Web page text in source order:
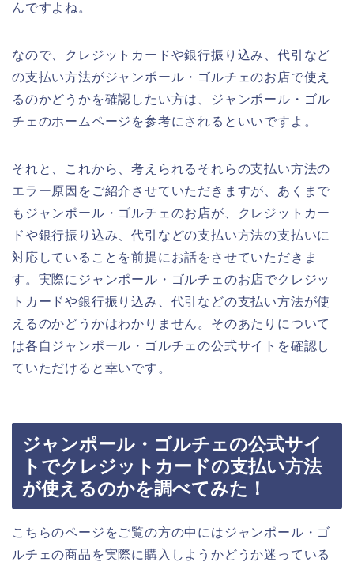
んですよね。
なので、クレジットカードや銀行振り込み、代引など
の支払い方法がジャンポール・ゴルチェのお店で使え
るのかどうかを確認したい方は、ジャンポール・ゴル
チェのホームページを参考にされるといいですよ。
それと、これから、考えられるそれらの支払い方法の
エラー原因をご紹介させていただきますが、あくまで
もジャンポール・ゴルチェのお店が、クレジットカー
ドや銀行振り込み、代引などの支払い方法の支払いに
対応していることを前提にお話をさせていただきま
す。実際にジャンポール・ゴルチェのお店でクレジッ
トカードや銀行振り込み、代引などの支払い方法が使
えるのかどうかはわかりません。そのあたりについて
は各自ジャンポール・ゴルチェの公式サイトを確認し
ていただけると幸いです。
ジャンポール・ゴルチェの公式サイ
トでクレジットカードの支払い方法
が使えるのかを調べてみた！
こちらのページをご覧の方の中にはジャンポール・ゴ
ルチェの商品を実際に購入しようかどうか迷っている